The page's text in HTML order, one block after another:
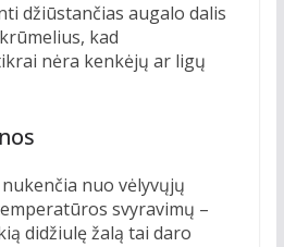
džiūstančias augalo dalis
kad
nėra kenkėjų ar ligų
nuo vėlyvųjų
svyravimų –
didžiulę žalą tai daro